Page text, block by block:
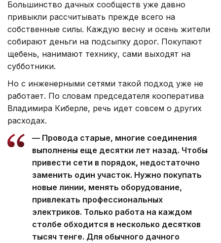
Большинство дачных сообществ уже давно
привыкли рассчитывать прежде всего на
собственные силы. Каждую весну и осень жители
собирают деньги на подсыпку дорог. Покупают
щебень, нанимают технику, сами выходят на
субботники.
Но с инженерными сетями такой подход уже не
работает. По словам председателя кооператива
Владимира Киберле, речь идет совсем о других
расходах.
— Провода старые, многие соединения
выполнены еще десятки лет назад. Чтобы
привести сети в порядок, недостаточно
заменить один участок. Нужно покупать
новые линии, менять оборудование,
привлекать профессиональных
электриков. Только работа на каждом
столбе обходится в несколько десятков
тысяч тенге. Для обычного дачного